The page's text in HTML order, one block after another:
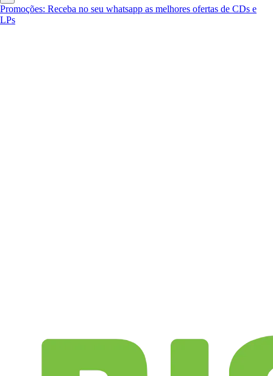
Promoções: Receba no seu whatsapp as melhores ofertas de CDs e
LPs